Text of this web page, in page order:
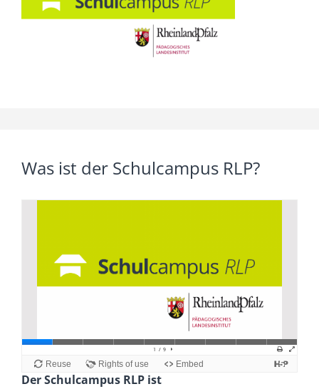
Was ist der Schulcampus RLP?
Der Schulcampus RLP ist